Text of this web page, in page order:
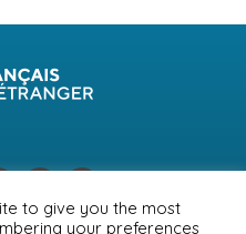
French Expat, le
to give you the most
your preferences